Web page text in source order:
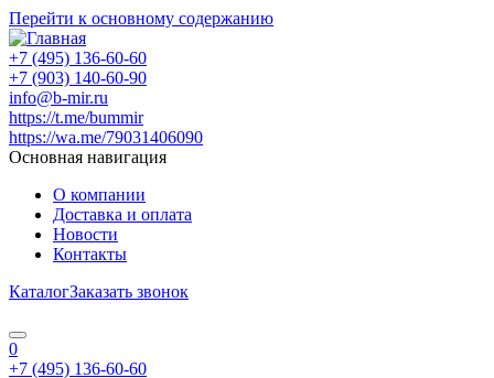
Перейти к основному содержанию
+7 (495) 136-60-60
+7 (903) 140-60-90
info@b-mir.ru
https://t.me/bummir
https://wa.me/79031406090
Основная навигация
О компании
Доставка и оплата
Новости
Контакты
КаталогЗаказать звонок
0
+7 (495) 136-60-60